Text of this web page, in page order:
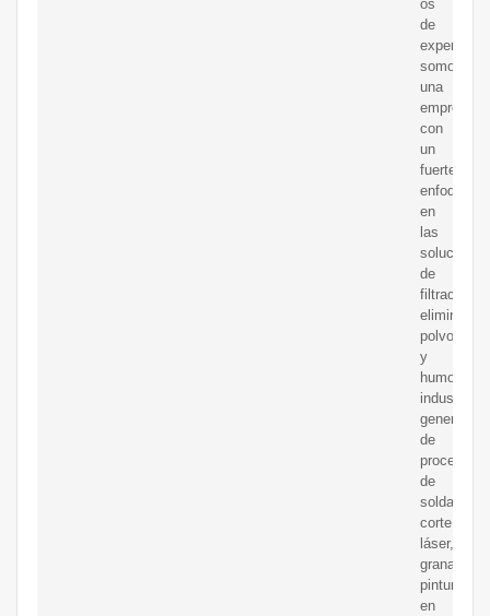
os
de
somos
una
empresa
con
un
fuerte
enfoque
en
las
soluciones
de
filtración;
polvo
y
humo
industrial
generados
de
procesos
de
soldadura,
corte
láser,
granallado,
pintura
en